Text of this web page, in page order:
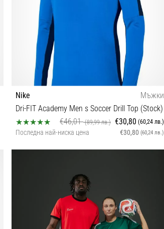
Nike
Мъжки
Dri-FIT Academy Men s Soccer Drill Top (Stock)
€46,01(89,99 лв.) €30,80 (60,24 лв.)
Последна най-ниска цена €30,80 (60,24 лв.)